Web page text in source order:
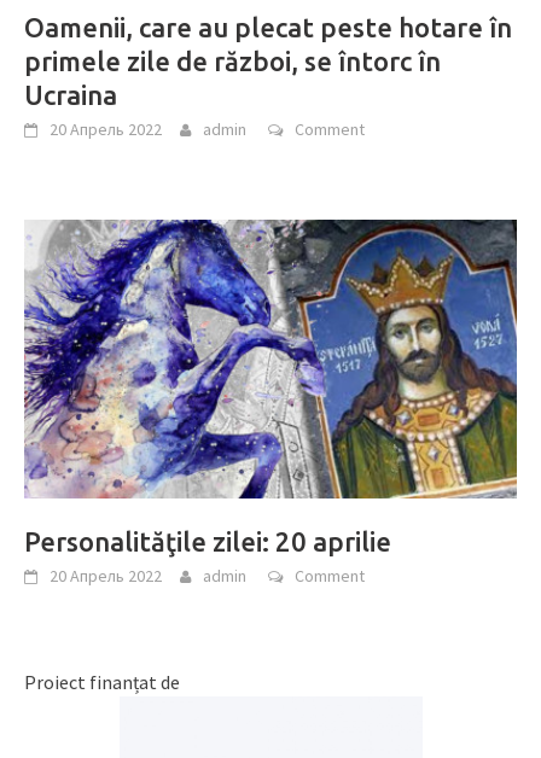
Oamenii, care au plecat peste hotare în
primele zile de război, se întorc în
Ucraina
20 Апрель 2022 admin Comment
Personalităţile zilei: 20 aprilie
20 Апрель 2022 admin Comment
Proiect finanțat de